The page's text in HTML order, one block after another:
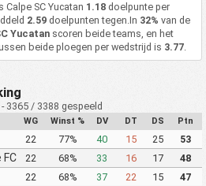
SC Yucatan 1.18doelpunte per
2.59doelpunten tegen.In 32% van de
Yucatanscoren beide teams, en het
beide ploegen per wedstrijd is 3.77.
3365 / 3388 gespeeld
WG Winst % DV DT DS Ptn
22 77% 40 15 25
53
22 68% 33 16 17
48
22 68% 37 22 15
47